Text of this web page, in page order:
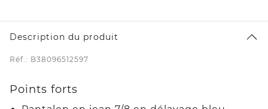
Description du produit
Réf.: B38096512597
Points forts